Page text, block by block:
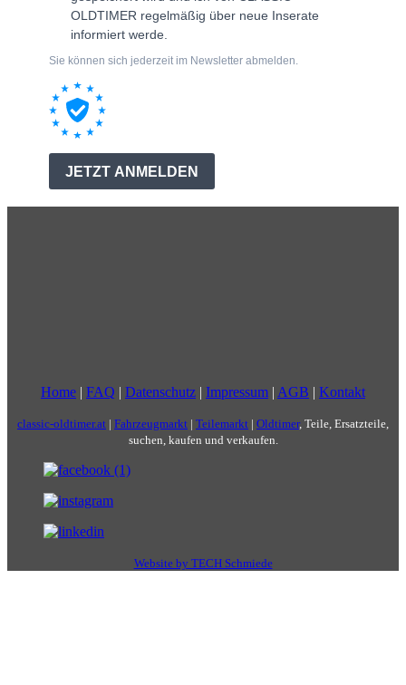
Home | FAQ | Datenschutz | Impressum | AGB | Kontakt
classic-oldtimer.at | Fahrzeugmarkt | Teilemarkt | Oldtimer, Teile, Ersatzteile,
suchen, kaufen und verkaufen.
Website by TECH Schmiede